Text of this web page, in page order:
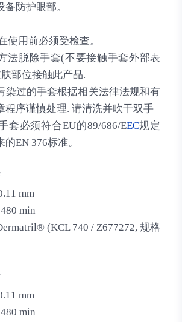
防护眼部。
使用前必须受检查。
法脱除手套(不要接触手套外部表
部位接触此产品.
染过的手套根据相关法律法规和有
程序谨慎处理. 请清洗并吹干双手
套必须符合EU的89/686/EEC规定
EN 376标准。
mm
min
(KCL 740 / Z677272, 规格
mm
min